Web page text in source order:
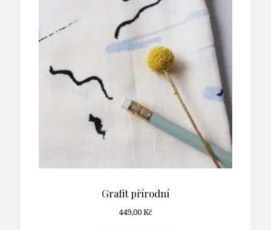
Grafit přírodní
449,00 Kč